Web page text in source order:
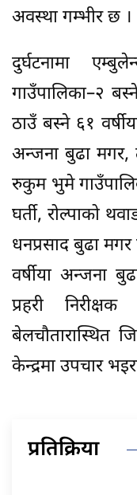
अवस्था गम्भीर छ ।
दुर्घटनामा
गाउँपालिका–२
ठाउँ बस्ने ६१
अन्जना बुढा मगर,
रुकुम भुमे
घर्ती, रोल्पाको
धनप्रसाद बुढा
वर्षीया अन्जना
प्रहरी
बेलचौतारास्थित
केन्द्रमा उपचार
प्रतिक्रिया